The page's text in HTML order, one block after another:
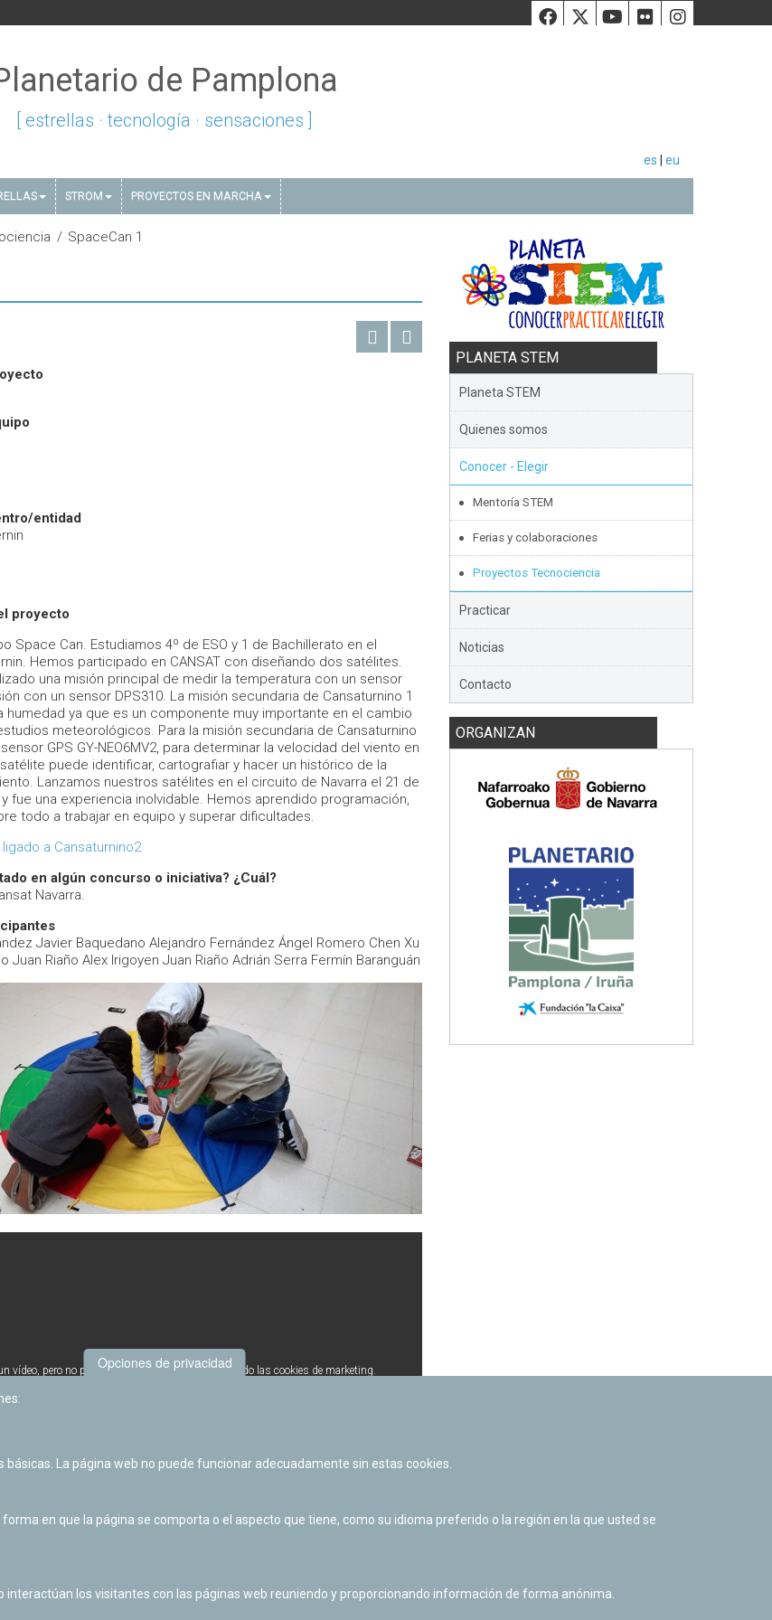
Facebook
Twiiter
Youtube
Flickr
de Pamplona
[ estrellas · tecnología · sensaciones ]
es eu
STROM PROYECTOS EN MARCHA
SpaceCan 1
entidad
proyecto
Space Can. Estudiamos 4º de ESO y 1 de Bachillerato en el
Hemos participado en CANSAT con diseñando dos satélites.
una misión principal de medir la temperatura con un sensor
con un sensor DPS310. La misión secundaria de Cansaturnino 1
humedad ya que es un componente muy importante en el cambio
meteorológicos. Para la misión secundaria de Cansaturnino
GPS GY-NEO6MV2, para determinar la velocidad del viento en
puede identificar, cartografiar y hacer un histórico de la
Lanzamos nuestros satélites en el circuito de Navarra el 21 de
fue una experiencia inolvidable. Hemos aprendido programación,
todo a trabajar en equipo y superar dificultades.
a Cansaturnino2
en algún concurso o iniciativa? ¿Cuál?
Navarra.
Javier Baquedano Alejandro Fernández Ángel Romero Chen Xu
Juan Riaño Alex Irigoyen Juan Riaño Adrián Serra Fermín Baranguán
vídeo, pero no puedes verlo porque no has aceptado las cookies de marketing.
PLANETA STEM
Planeta STEM
Quienes somos
Conocer - Elegir
Mentoría STEM
Ferias y colaboraciones
Proyectos Tecnociencia
Practicar
Noticias
Contacto
ORGANIZAN
Opciones de privacidad
La página web no puede funcionar adecuadamente sin estas cookies.
en que la página se comporta o el aspecto que tiene, como su idioma preferido o la región en la que usted se
los visitantes con las páginas web reuniendo y proporcionando información de forma anónima.